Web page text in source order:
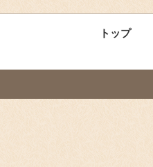
トップ